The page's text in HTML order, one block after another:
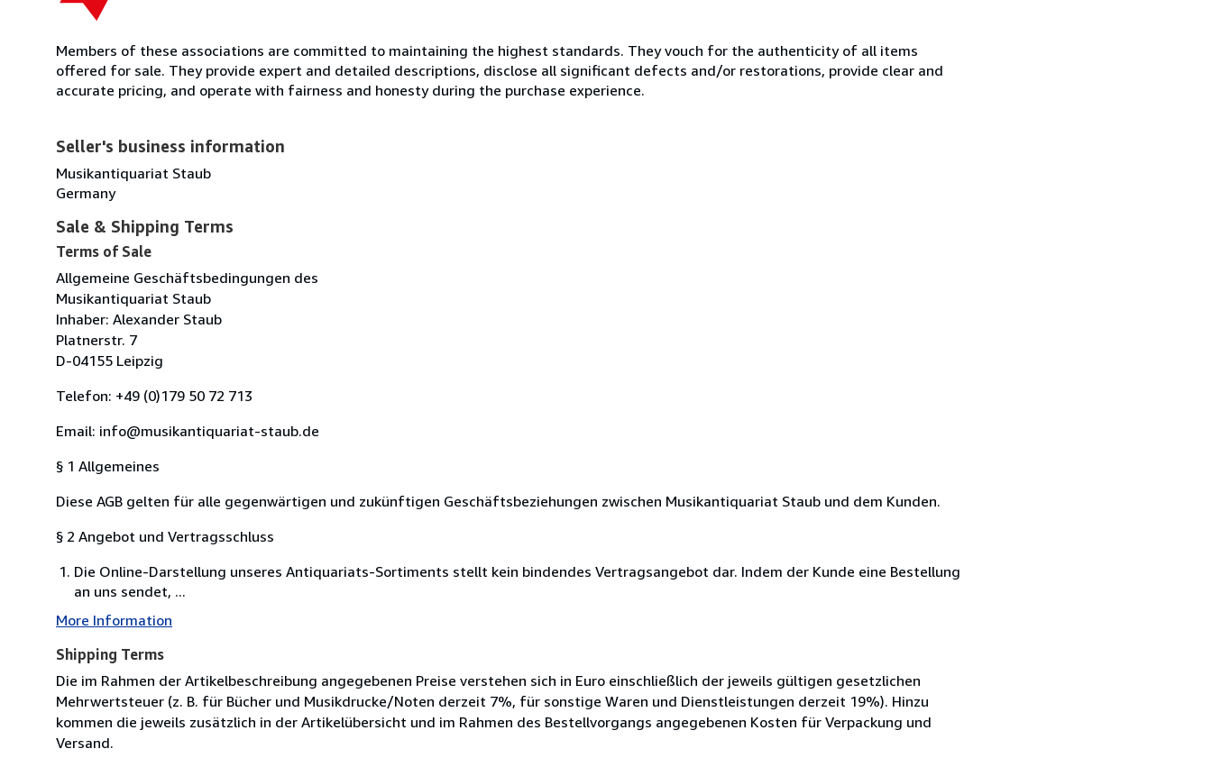
Members of these associations are committed to maintaining the highest standards. They vouch for the authenticity of all items
offered for sale. They provide expert and detailed descriptions, disclose all significant defects and/or restorations, provide clear and
accurate pricing, and operate with fairness and honesty during the purchase experience.
Seller's business information
Musikantiquariat Staub
Germany
Sale & Shipping Terms
Terms of Sale
Allgemeine Geschäftsbedingungen des
Musikantiquariat Staub
Inhaber: Alexander Staub
Platnerstr. 7
D-04155 Leipzig
Telefon: +49 (0)179 50 72 713
Email: info@musikantiquariat-staub.de
§ 1 Allgemeines
Diese AGB gelten für alle gegenwärtigen und zukünftigen Geschäftsbeziehungen zwischen Musikantiquariat Staub und dem Kunden.
§ 2 Angebot und Vertragsschluss
Die Online-Darstellung unseres Antiquariats-Sortiments stellt kein bindendes Vertragsangebot dar. Indem der Kunde eine Bestellung
an uns sendet, ...
More Information
Shipping Terms
Die im Rahmen der Artikelbeschreibung angegebenen Preise verstehen sich in Euro einschließlich der jeweils gültigen gesetzlichen
Mehrwertsteuer (z. B. für Bücher und Musikdrucke/Noten derzeit 7%, für sonstige Waren und Dienstleistungen derzeit 19%). Hinzu
kommen die jeweils zusätzlich in der Artikelübersicht und im Rahmen des Bestellvorgangs angegebenen Kosten für Verpackung und
Versand.